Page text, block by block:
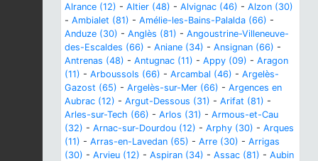
Alrance (12) - Altier (48) - Alvignac (46) - Alzon (30)
- Ambialet (81) - Amélie-les-Bains-Palalda (66) -
Anduze (30) - Anglès (81) - Angoustrine-Villeneuve-
des-Escaldes (66) - Aniane (34) - Ansignan (66) -
Antrenas (48) - Antugnac (11) - Appy (09) - Aragon
(11) - Arboussols (66) - Arcambal (46) - Argelès-
Gazost (65) - Argelès-sur-Mer (66) - Argences en
Aubrac (12) - Argut-Dessous (31) - Arifat (81) -
Arles-sur-Tech (66) - Arlos (31) - Armous-et-Cau
(32) - Arnac-sur-Dourdou (12) - Arphy (30) - Arques
(11) - Arras-en-Lavedan (65) - Arre (30) - Arrigas
(30) - Arvieu (12) - Aspiran (34) - Assac (81) - Aubin